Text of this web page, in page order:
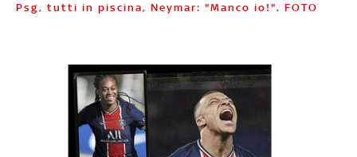
Psg, tutti in piscina, Neymar: "Manco io!". FOTO